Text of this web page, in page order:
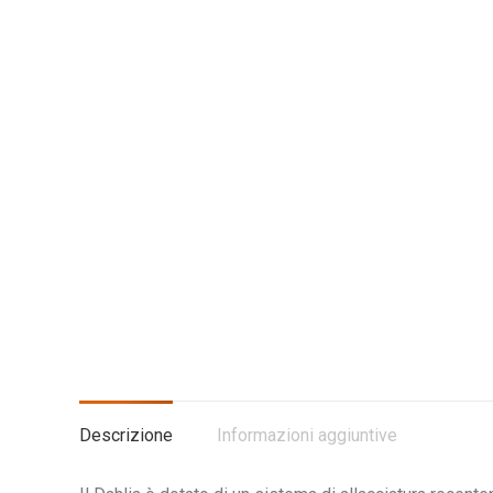
Descrizione
Informazioni aggiuntive